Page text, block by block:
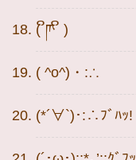
( ິཫ ິ )
( ^o^)・:∴
(*´∀`)･:∴ﾌﾞﾊｯ!